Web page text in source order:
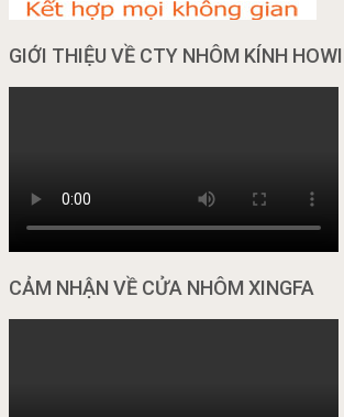
GIỚI THIỆU VỀ CTY NHÔM KÍNH
CẢM NHẬN VỀ CỬA NHÔM XINGFA